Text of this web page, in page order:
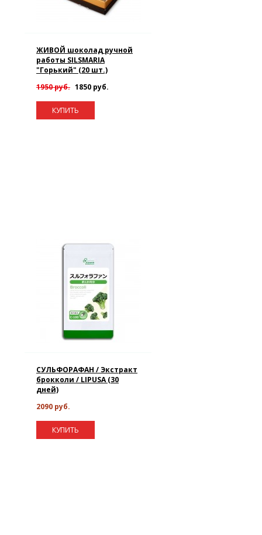
ЖИВОЙ шоколад ручной
работы SILSMARIA
"Горький" (20 шт.)
1950 руб. 1850 руб.
КУПИТЬ
СУЛЬФОРАФАН / Экстракт
брокколи / LIPUSA (30
дней)
2090 руб.
КУПИТЬ